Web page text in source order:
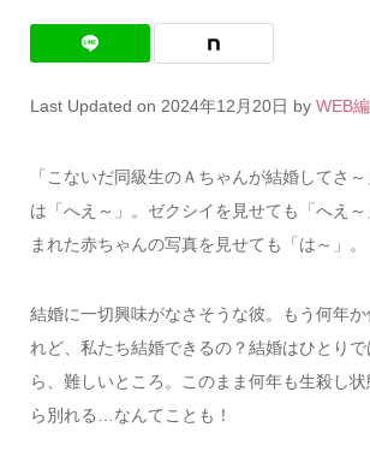
Last Updated on 2024年12月20日 by WEB
「こないだ同級生のＡちゃんが結婚してさ
は「へえ～」。ゼクシイを見せても「へえ
まれた赤ちゃんの写真を見せても「は～」。
結婚に一切興味がなさそうな彼。もう何年
れど、私たち結婚できるの？結婚はひとり
ら、難しいところ。このまま何年も生殺し
ら別れる…なんてことも！